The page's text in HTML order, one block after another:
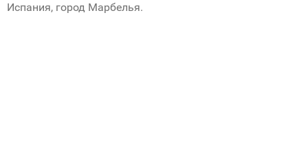
Испания, город Марбелья.